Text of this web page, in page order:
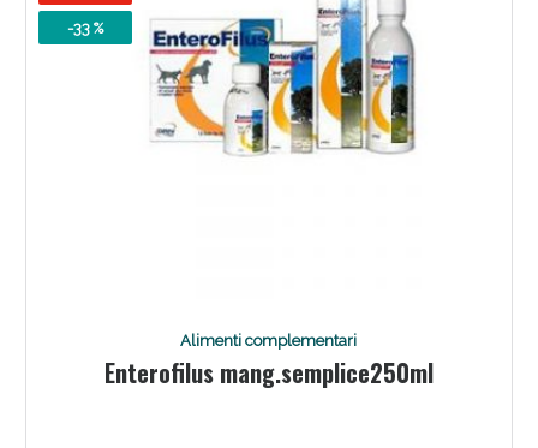
-33 %
Alimenti complementari
Enterofilus mang.semplice250ml
Vie Urinarie e Prostata: Sconti fino al 45% oggi!